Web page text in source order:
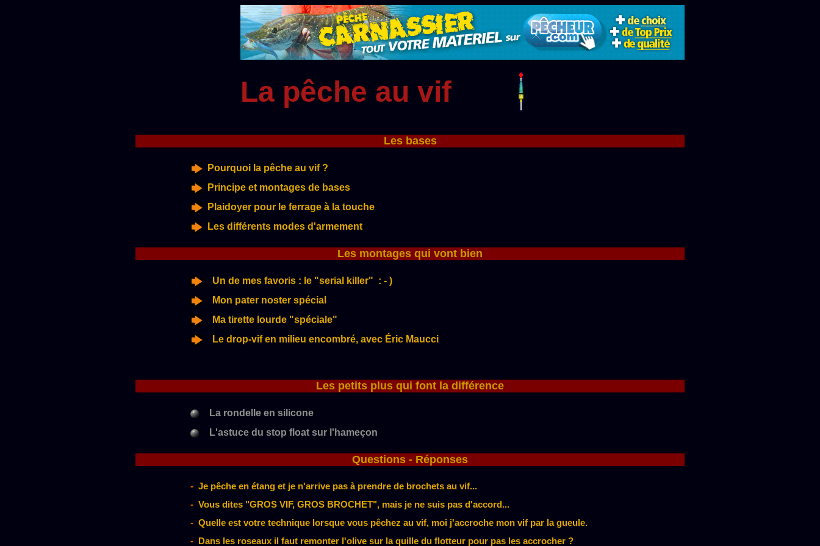
La pêche au vif
Les bases
Pourquoi la pêche au vif ?
Principe et montages de bases
Plaidoyer pour le ferrage à la touche
Les différents modes d'armement
Les montages qui vont bien
Un de mes favoris : le "serial killer" : - )
Mon pater noster spécial
Ma tirette lourde "spéciale"
Le drop-vif en milieu encombré, avec Éric Maucci
Les petits plus qui font la différence
La rondelle en silicone
L'astuce du stop float sur l'hameçon
Questions - Réponses
- Je pêche en étang et je n'arrive pas à prendre de brochets au vif...
- Vous dites "GROS VIF, GROS BROCHET", mais je ne suis pas d'accord...
- Quelle est votre technique lorsque vous pêchez au vif, moi j'accroche mon vif par la gueule.
- Dans les roseaux il faut remonter l'olive sur la quille du flotteur pour pas les accrocher ?